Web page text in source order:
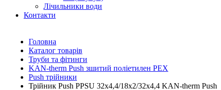
Лічильники води
Контакти
Головна
Каталог товарів
Труби та фітинги
KAN-therm Push зшитий поліетилен PEX
Push трійники
Трійник Push PPSU 32x4,4/18x2/32x4,4 KAN-therm Push